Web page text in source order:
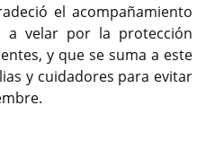
el acompañamiento
a velar por la protección
y que se suma a este
y cuidadores para evitar